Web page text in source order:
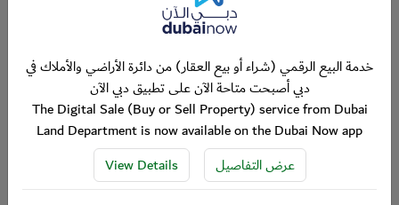
خدمة البيع الرقمي (شراء أو بيع العقار) من دائرة الأراضي والأملاك في
دبي أصبحت متاحة الآن على تطبيق دبي الآن
The Digital Sale (Buy or Sell Property) service from Dubai
Land Department is now available on the Dubai Now app
View Details
عرض التفاصيل